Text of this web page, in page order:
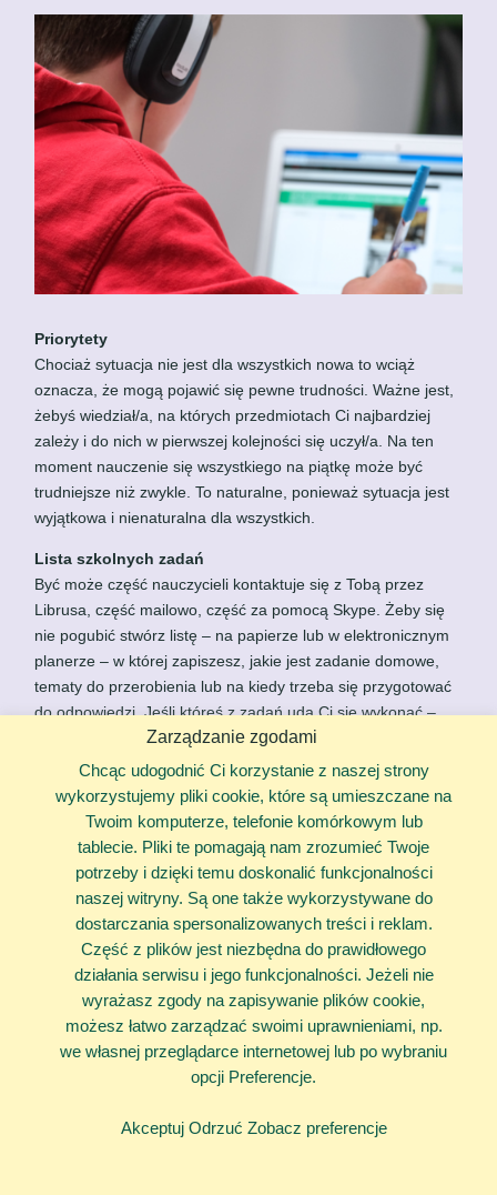
Priorytety
Chociaż sytuacja nie jest dla wszystkich nowa to wciąż
oznacza, że mogą pojawić się pewne trudności. Ważne jest,
żebyś wiedział/a, na których przedmiotach Ci najbardziej
zależy i do nich w pierwszej kolejności się uczył/a. Na ten
moment nauczenie się wszystkiego na piątkę może być
trudniejsze niż zwykle. To naturalne, ponieważ sytuacja jest
wyjątkowa i nienaturalna dla wszystkich.
Lista szkolnych zadań
Być może część nauczycieli kontaktuje się z Tobą przez
Librusa, część mailowo, część za pomocą Skype. Żeby się
nie pogubić stwórz listę – na papierze lub w elektronicznym
planerze – w której zapiszesz, jakie jest zadanie domowe,
tematy do przerobienia lub na kiedy trzeba się przygotować
do odpowiedzi. Jeśli któreś z zadań uda Ci się wykonać –
wykreśl je lub odznacz. Takie skreślanie pojedynczych zadań
przynosi dużo satysfakcji i pozwala także na docenienie
tego, co już udało Ci się wykonać!
Rutyna
Szczególnie, jeśli lekcje nie odbywają się na żywo, możesz
mieć pokusę zajęcia się nimi później. Później możesz być już
zmęczony/a. Często jest też tak, że im bardziej odkładamy
naszą pracę w czasie, tym mniej mamy zapału do jej
wykonania. Zachęcamy Cię więc do wypracowania sobie
planu dnia, który będzie Ci służył. Niekoniecznie musisz
zaczynać naukę o 8 rano, ale warto, żeby była ona jednym z
pierwszych punktów dnia. W trakcie nauki zadbaj o przerwy:
na jedzenie, posłuchanie muzyki czy pogawędkę z kimś
bliskim. Takie przerwy to zasłużony odpoczynek: chociaż
Czasami może być jej nawet więcej.
Zarządzanie zgodami
Chcąc udogodnić Ci korzystanie z naszej strony
wykorzystujemy pliki cookie, które są umieszczane na
Twoim komputerze, telefonie komórkowym lub
tablecie. Pliki te pomagają nam zrozumieć Twoje
potrzeby i dzięki temu doskonalić funkcjonalności
naszej witryny. Są one także wykorzystywane do
dostarczania spersonalizowanych treści i reklam.
Część z plików jest niezbędna do prawidłowego
działania serwisu i jego funkcjonalności. Jeżeli nie
wyrażasz zgody na zapisywanie plików cookie,
możesz łatwo zarządzać swoimi uprawnieniami, np.
we własnej przeglądarce internetowej lub po wybraniu
opcji Preferencje.
Akceptuj Odrzuć Zobacz preferencje